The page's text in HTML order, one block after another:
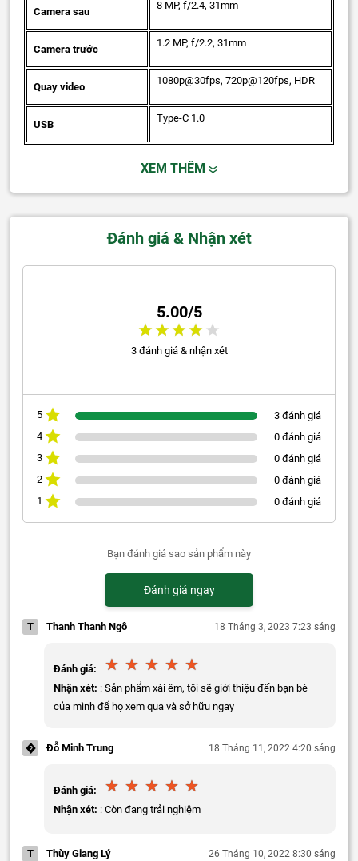
Camera sau
8 MP, f/2.4, 31mm
Camera trước
1.2 MP, f/2.2, 31mm
Quay video
1080p@30fps, 720p@120fps, HDR
USB
Type-C 1.0
XEM THÊM
Đánh giá & Nhận xét
5.00/5
3 đánh giá & nhận xét
5
3 đánh giá
4
0 đánh giá
3
0 đánh giá
2
0 đánh giá
1
0 đánh giá
Bạn đánh giá sao sản phẩm này
Đánh giá ngay
T Thanh Thanh Ngô 18 Tháng 3, 2023 7:23 sáng
Đánh giá:
Nhận xét: : Sản phẩm xài êm, tôi sẽ giới thiệu đến bạn bè
của mình để họ xem qua và sở hữu ngay
� Đỗ Minh Trung 18 Tháng 11, 2022 4:20 sáng
Đánh giá:
Nhận xét: : Còn đang trải nghiệm
T Thùy Giang Lý 26 Tháng 10, 2022 8:30 sáng